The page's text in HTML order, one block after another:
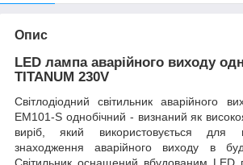
Опис
LED лампа аварійного виходу
TITANUM 230V
Світлодіодний світильник аварійного
EM101-S однобічний - визнаний як
виріб, який використовується для
знаходження аварійного виходу в